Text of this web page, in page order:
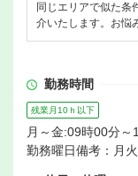
同じエリアで似た条
介いたします。お悩
勤務時間
残業月10ｈ以下
月～金:09時00分～
勤務曜日備考：月